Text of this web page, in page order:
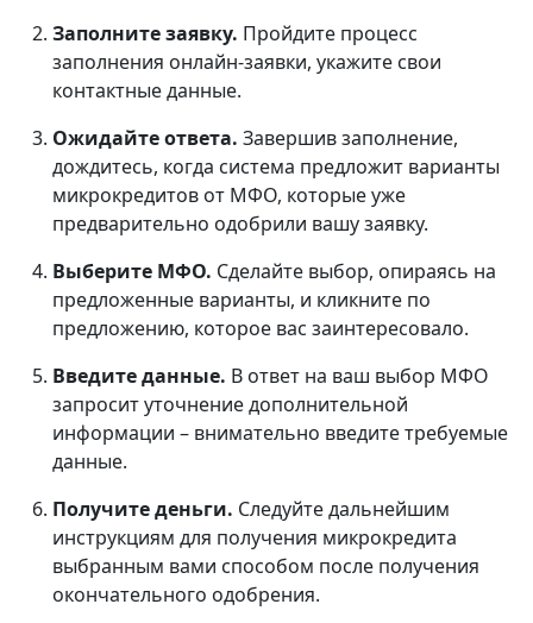
Заполните заявку. Пройдите процесс
заполнения онлайн-заявки, укажите свои
контактные данные.
Ожидайте ответа. Завершив заполнение,
дождитесь, когда система предложит варианты
микрокредитов от МФО, которые уже
предварительно одобрили вашу заявку.
Выберите МФО. Сделайте выбор, опираясь на
предложенные варианты, и кликните по
предложению, которое вас заинтересовало.
Введите данные. В ответ на ваш выбор МФО
запросит уточнение дополнительной
информации – внимательно введите требуемые
данные.
Получите деньги. Следуйте дальнейшим
инструкциям для получения микрокредита
выбранным вами способом после получения
окончательного одобрения.